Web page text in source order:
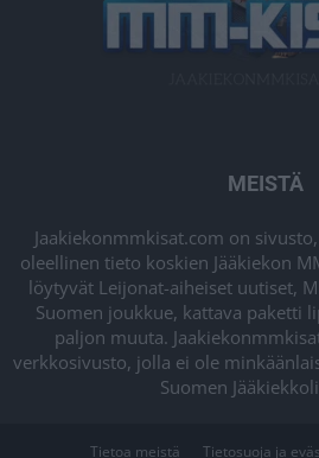
MEISTÄ
Jaakiekonmmkisat.com on
oleellinen tieto koskien Jääkiekon
löytyvät Leijonat-aiheiset uutiset,
Suomen joukkue, kattava paketti
paljon muuta.
verkkosivusto, jolla ei ole
Suomen
Tietoa meistä Tietosuoja ja